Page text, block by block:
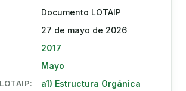
Documento LOTAIP
27 de mayo de 2026
2017
Mayo
a1) Estructura Orgánica